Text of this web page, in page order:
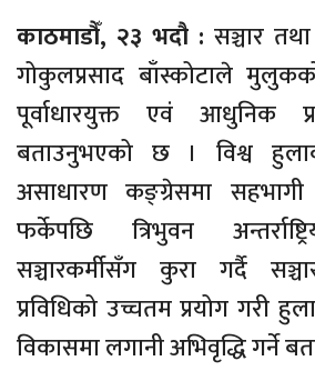
काठमाडौँ, २३ भदौ : सञ्चार
गोकुलप्रसाद बाँस्कोटाले
पूर्वाधारयुक्त एवं आधुनिक
बताउनुभएको छ । विश्व
असाधारण कङ्ग्रेसमा
फर्केपछि त्रिभुवन
सञ्चारकर्मीसँग कुरा गर्दै
प्रविधिको उच्चतम प्रयोग गरी
विकासमा लगानी अभिवृद्धि गर्ने